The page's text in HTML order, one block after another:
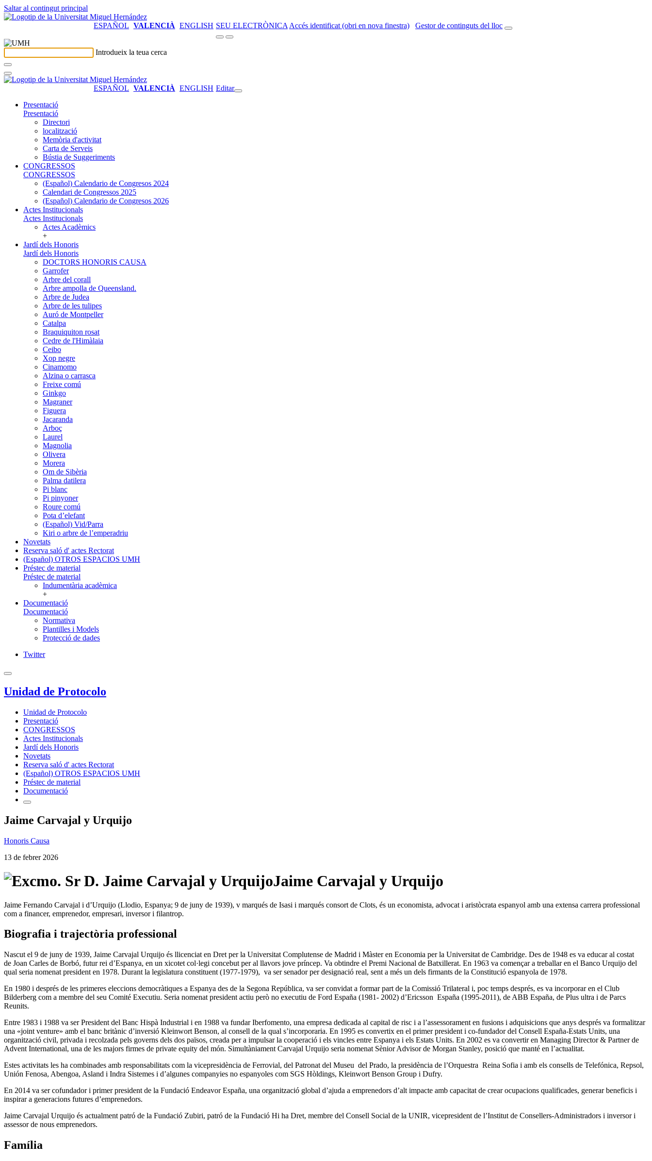
Saltar al contingut principal
ESPAÑOL VALENCIÀ ENGLISH SEU ELECTRÒNICA Accés identificat (obri en nova finestra) Gestor de continguts del lloc
Introdueix la teua cerca
ESPAÑOL VALENCIÀ ENGLISH Editar
Presentació
Presentació
Directori
localització
Memòria d'activitat
Carta de Serveis
Bústia de Suggeriments
CONGRESSOS
CONGRESSOS
(Español) Calendario de Congresos 2024
Calendari de Congressos 2025
(Español) Calendario de Congresos 2026
Actes Institucionals
Actes Institucionals
Actes Acadèmics
+
Jardí dels Honoris
Jardí dels Honoris
DOCTORS HONORIS CAUSA
Garrofer
Arbre del corall
Arbre ampolla de Queensland.
Arbre de Judea
Arbre de les tulipes
Auró de Montpeller
Catalpa
Braquiquiton rosat
Cedre de l'Himàlaia
Ceibo
Xop negre
Cinamomo
Alzina o carrasca
Freixe comú
Ginkgo
Magraner
Figuera
Jacaranda
Arboç
Laurel
Magnolia
Olivera
Morera
Om de Sibèria
Palma datilera
Pi blanc
Pi pinyoner
Roure comú
Pota d’elefant
(Español) Vid/Parra
Kiri o arbre de l’emperadriu
Novetats
Reserva saló d' actes Rectorat
(Español) OTROS ESPACIOS UMH
Préstec de material
Préstec de material
Indumentària acadèmica
+
Documentació
Documentació
Normativa
Plantilles i Models
Protecció de dades
Twitter
Unidad de Protocolo
Unidad de Protocolo
Presentació
CONGRESSOS
Actes Institucionals
Jardí dels Honoris
Novetats
Reserva saló d' actes Rectorat
(Español) OTROS ESPACIOS UMH
Préstec de material
Documentació
Jaime Carvajal y Urquijo
Honoris Causa
13 de febrer 2026
Jaime Carvajal y Urquijo
Jaime Fernando Carvajal i d’Urquijo (Llodio, Espanya; 9 de juny de 1939), v marqués de Isasi i marqués consort de Clots, és un economista, advocat i aristòcrata espanyol amb una extensa carrera professional
com a financer, emprenedor, empresari, inversor i filantrop.
Biografia i trajectòria professional
Nascut el 9 de juny de 1939, Jaime Carvajal Urquijo és llicenciat en Dret per la Universitat Complutense de Madrid i Màster en Economia per la Universitat de Cambridge. Des de 1948 es va educar al costat
de Joan Carles de Borbó, futur rei d’Espanya, en un xicotet col·legi concebut per al llavors jove príncep. Va obtindre el Premi Nacional de Batxillerat. En 1963 va començar a treballar en el Banco Urquijo del
qual seria nomenat president en 1978. Durant la legislatura constituent (1977-1979), va ser senador per designació real, sent a més un dels firmants de la Constitució espanyola de 1978.
En 1980 i després de les primeres eleccions democràtiques a Espanya des de la Segona República, va ser convidat a formar part de la Comissió Trilateral i, poc temps després, es va incorporar en el Club
Bilderberg com a membre del seu Comité Executiu. Seria nomenat president actiu però no executiu de Ford España (1981- 2002) d’Ericsson España (1995-2011), de ABB España, de Plus ultra i de Parcs
Reunits.
Entre 1983 i 1988 va ser President del Banc Hispà Industrial i en 1988 va fundar Iberfomento, una empresa dedicada al capital de risc i a l’assessorament en fusions i adquisicions que anys després va formalitzar
una «joint venture» amb el banc britànic d’inversió Kleinwort Benson, al consell de la qual s’incorporaria. En 1995 es convertix en el primer president i co-fundador del Consell España-Estats Units, una
organització civil, privada i recolzada pels governs dels dos països, creada per a impulsar la cooperació i els vincles entre Espanya i els Estats Units. En 2002 es va convertir en Managing Director & Partner de
Advent International, una de les majors firmes de private equity del món. Simultàniament Carvajal Urquijo seria nomenat Sènior Advisor de Morgan Stanley, posició que manté en l’actualitat.
Estes activitats les ha combinades amb responsabilitats com la vicepresidència de Ferrovial, del Patronat del Museu del Prado, la presidència de l’Orquestra Reina Sofia i amb els consells de Telefónica, Repsol,
Unión Fenosa, Abengoa, Asland i Indra Sistemes i d’algunes companyies no espanyoles com SGS Hòldings, Kleinwort Benson Group i Dufry.
En 2014 va ser cofundador i primer president de la Fundació Endeavor España, una organització global d’ajuda a emprenedors d’alt impacte amb capacitat de crear ocupacions qualificades, generar beneficis i
inspirar a generacions futures d’emprenedors.
Jaime Carvajal Urquijo és actualment patró de la Fundació Zubiri, patró de la Fundació Hi ha Dret, membre del Consell Social de la UNIR, vicepresident de l’Institut de Consellers-Administradors i inversor i
assessor de nous emprenedors.
Família